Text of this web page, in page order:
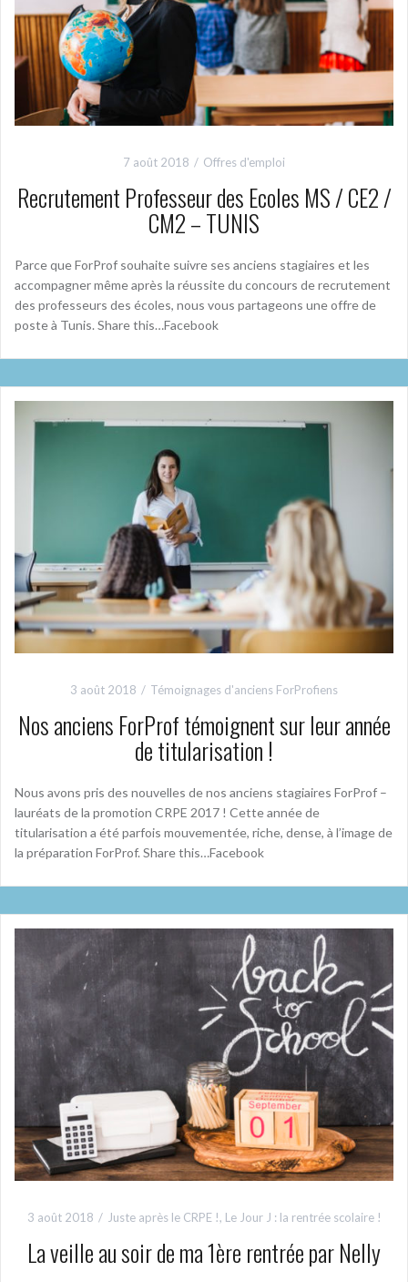
7 août 2018 Offres d'emploi
Recrutement Professeur des Ecoles MS / CE2 /
CM2 – TUNIS
Parce que ForProf souhaite suivre ses anciens stagiaires et les
accompagner même après la réussite du concours de recrutement
des professeurs des écoles, nous vous partageons une offre de
poste à Tunis. Share this…Facebook
3 août 2018 Témoignages d'anciens ForProfiens
Nos anciens ForProf témoignent sur leur année
de titularisation !
Nous avons pris des nouvelles de nos anciens stagiaires ForProf –
lauréats de la promotion CRPE 2017 ! Cette année de
titularisation a été parfois mouvementée, riche, dense, à l’image de
la préparation ForProf. Share this…Facebook
3 août 2018 Juste après le CRPE !, Le Jour J : la rentrée scolaire !
La veille au soir de ma 1ère rentrée par Nelly